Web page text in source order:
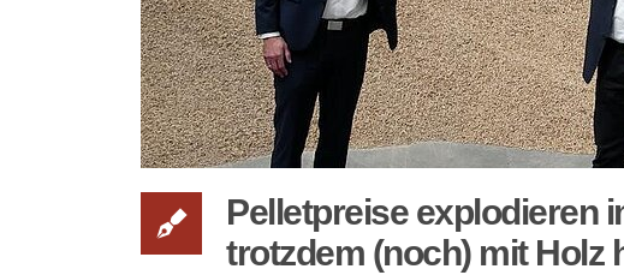
Pelletpreise explodieren
trotzdem (noch) mit Holz